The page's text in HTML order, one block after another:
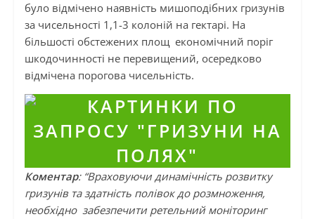
було відмічено наявність мишоподібних гризунів
за чисельності 1,1-3 колоній на гектарі. На
більшості обстежених площ економічний поріг
шкодочинності не перевищений, осередково
відмічена порогова чисельність.
Коментар: “Враховуючи динамічність розвитку
гризунів та здатність полівок до розмноження,
необхідно забезпечити ретельний моніторинг